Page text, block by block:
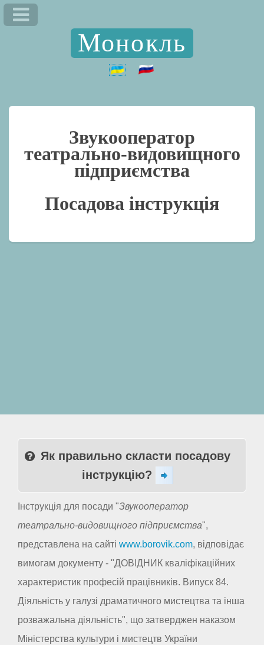
Монокль
Звукооператор
театрально-видовищного
підприємства
Посадова інструкція
Як правильно скласти посадову
інструкцію?
Інструкція для посади "Звукооператор
театрально-видовищного підприємства",
представлена на сайті www.borovik.com, відповідає
вимогам документу - "ДОВІДНИК кваліфікаційних
характеристик професій працівників. Випуск 84.
Діяльність у галузі драматичного мистецтва та інша
розважальна діяльність", що затверджен наказом
Міністерства культури і мистецтв України